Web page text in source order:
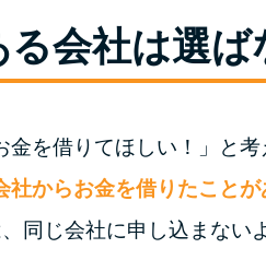
会社は選ば
を借りてほしい！」と
社からお金を借りたこと
同じ会社に申し込まない